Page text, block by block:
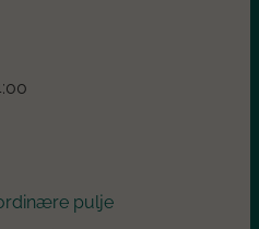
pulje